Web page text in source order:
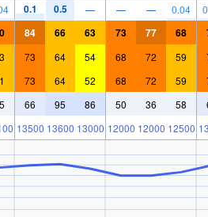
0.1 0.5 — — — 0.04
84 66 63 73 77 68
73 64 54 68 72 59
73 64 52 68 72 59
66 95 86 50 36 58
13500 13600 13000 12000 12000 12500